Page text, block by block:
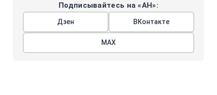
Подписывайтесь на «АН»:
Дзен ВКонтакте
МАХ